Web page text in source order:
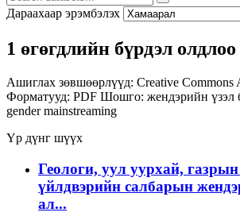
Дараахаар эрэмбэлэх
1 өгөгдлийн бүрдэл олдлоо
Ашиглах зөвшөөрлүүд: Creative Commons
Форматууд: PDF Шошго: жендэрийн үзэл
gender mainstreaming
Үр дүнг шүүх
Геологи, уул уурхай, газрын
үйлдвэрийн салбарын
ал...